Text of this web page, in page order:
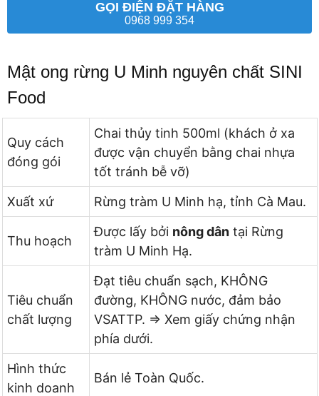
GỌI ĐIỆN ĐẶT HÀNG
0968 999 354
Mật ong rừng U Minh nguyên chất SINI
Food
Quy cách
đóng gói
Chai thủy tinh 500ml (khách ở xa
được vận chuyển bằng chai nhựa
tốt tránh bễ vỡ)
Xuất xứ
Rừng tràm U Minh hạ, tỉnh Cà Mau.
Thu hoạch
Được lấy bởi nông dântại Rừng
tràm U Minh Hạ.
Tiêu chuẩn
chất lượng
Đạt tiêu chuẩn sạch, KHÔNG
đường, KHÔNG nước, đảm bảo
VSATTP. => Xem giấy chứng nhận
phía dưới.
Hình thức
kinh doanh
Bán lẻ Toàn Quốc.